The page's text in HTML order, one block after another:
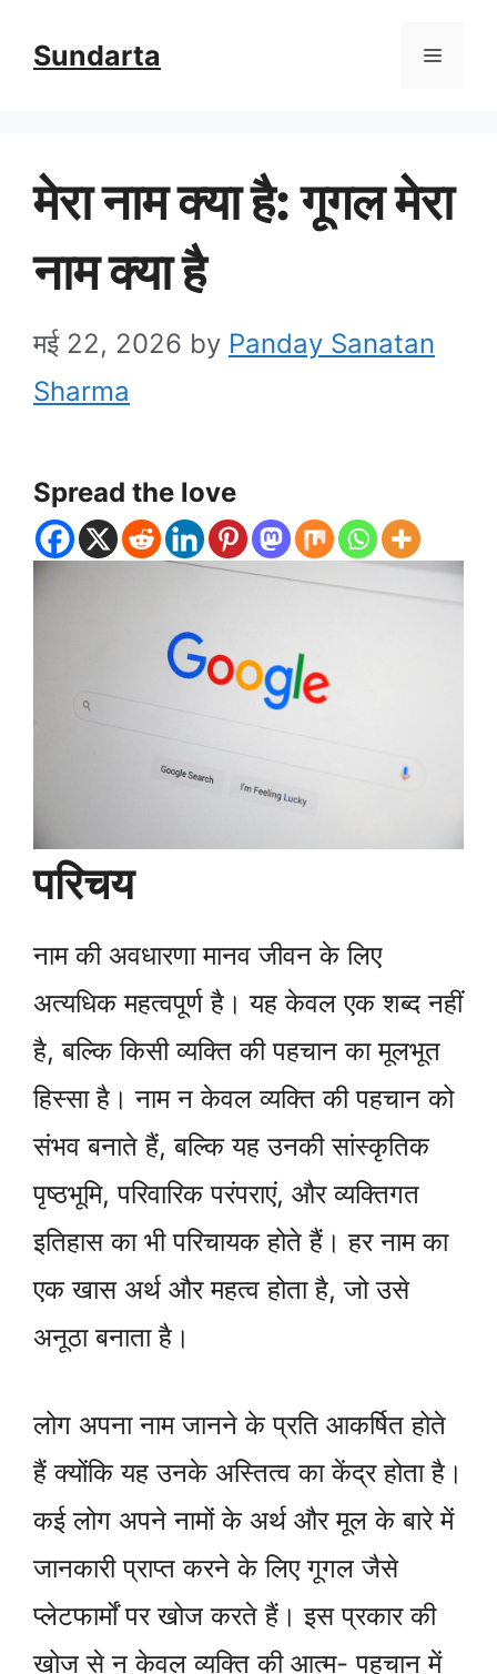
Sundarta Menu
मेरा नाम क्या है: गूगल मेरा
नाम क्या है
मई 22, 2026 by Panday Sanatan
Sharma
Spread the love
परिचय
नाम की अवधारणा मानव जीवन के लिए
अत्यधिक महत्वपूर्ण है। यह केवल एक शब्द नहीं
है, बल्कि किसी व्यक्ति की पहचान का मूलभूत
हिस्सा है। नाम न केवल व्यक्ति की पहचान को
संभव बनाते हैं, बल्कि यह उनकी सांस्कृतिक
पृष्ठभूमि, परिवारिक परंपराएं, और व्यक्तिगत
इतिहास का भी परिचायक होते हैं। हर नाम का
एक खास अर्थ और महत्व होता है, जो उसे
अनूठा बनाता है।
लोग अपना नाम जानने के प्रति आकर्षित होते
हैं क्योंकि यह उनके अस्तित्व का केंद्र होता है।
कई लोग अपने नामों के अर्थ और मूल के बारे में
जानकारी प्राप्त करने के लिए गूगल जैसे
प्लेटफार्मों पर खोज करते हैं। इस प्रकार की
खोज से न केवल व्यक्ति की आत्म- पहचान में